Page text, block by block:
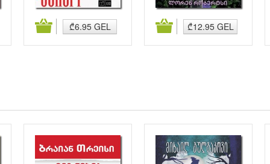
₾6.95 GEL ₾12.95 GEL
კალათაში დამატება კალათაში დამატება